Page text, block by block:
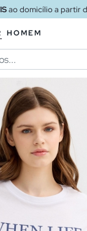
ao domicílio a partir
HOMEM